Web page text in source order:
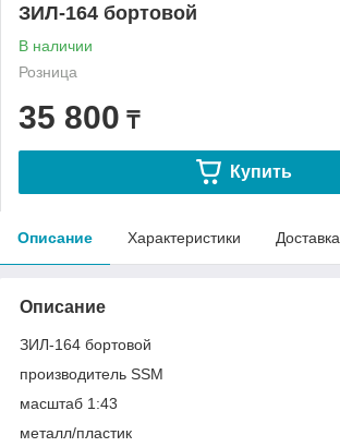
ЗИЛ-164 бортовой
В наличии
Розница
35 800 ₸
Купить
Описание Характеристики Доставка
Описание
ЗИЛ-164 бортовой
производитель SSM
масштаб 1:43
металл/пластик